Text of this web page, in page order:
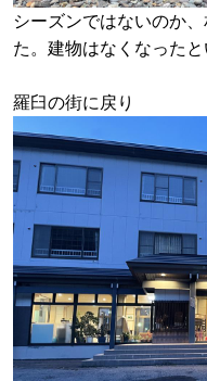
シーズンではないのか
た。建物はなくなった
羅臼の街に戻り